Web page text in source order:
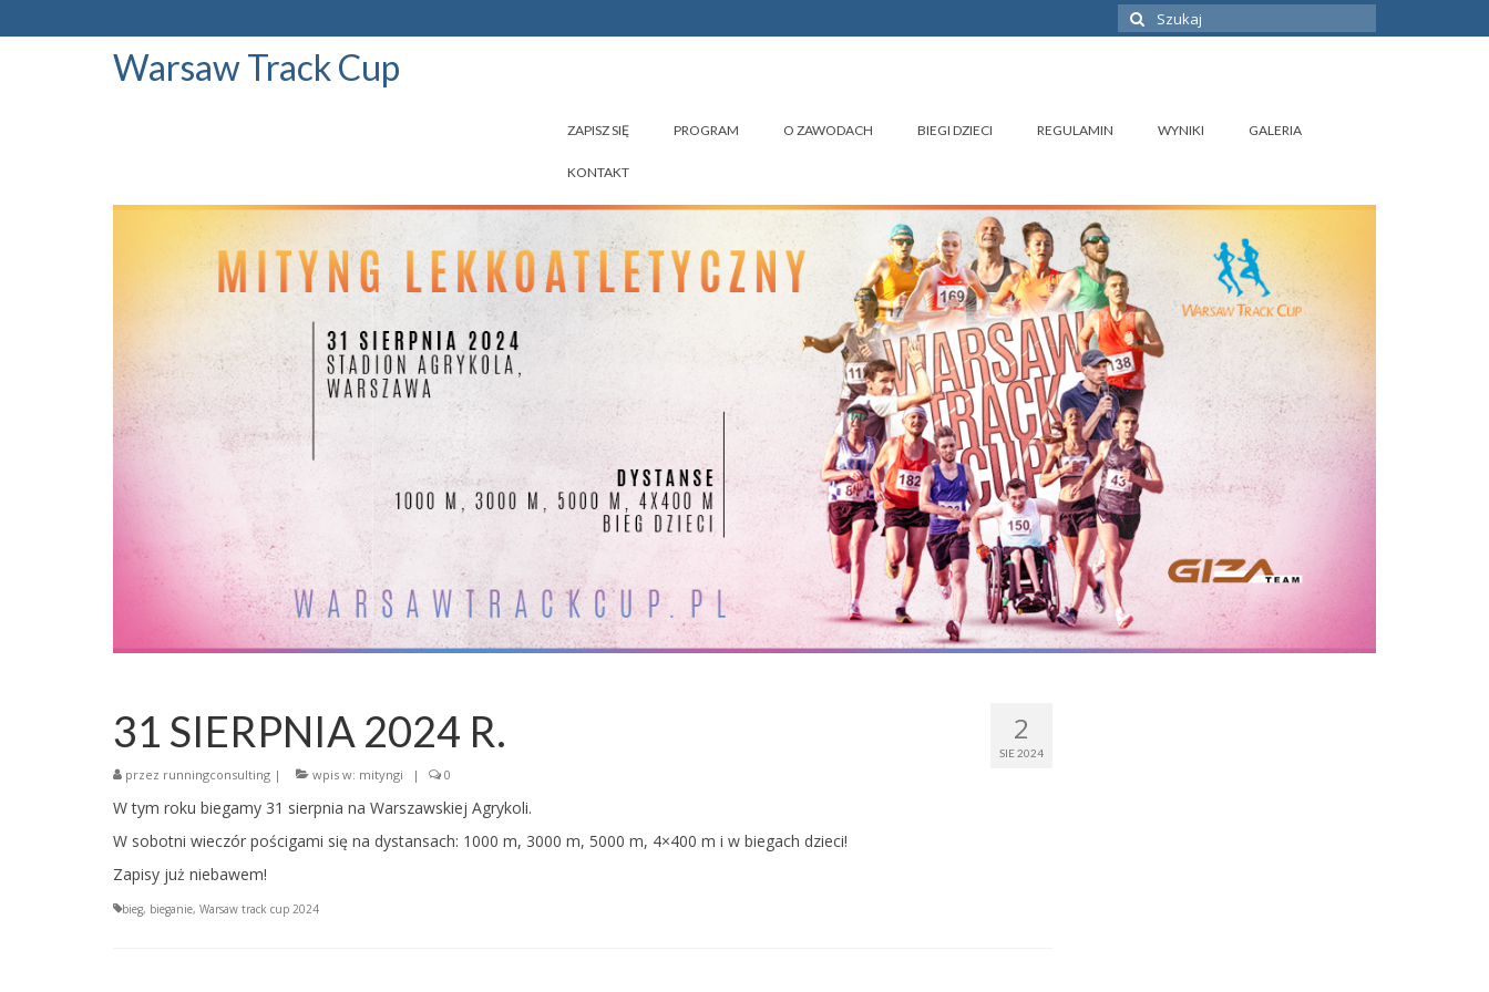
Szuklaj
w:
Warsaw Track Cup
ZAPISZ SIĘ PROGRAM O ZAWODACH BIEGI DZIECI REGULAMIN WYNIKI GALERIA
KONTAKT
2
SIE 2024
31 SIERPNIA 2024 R.
przez runningconsulting | wpis w: mityngi | 0
W tym roku biegamy 31 sierpnia na Warszawskiej Agrykoli.
W sobotni wieczór pościgami się na dystansach: 1000 m, 3000 m, 5000 m, 4×400 m i w biegach dzieci!
Zapisy już niebawem!
bieg, bieganie, Warsaw track cup 2024